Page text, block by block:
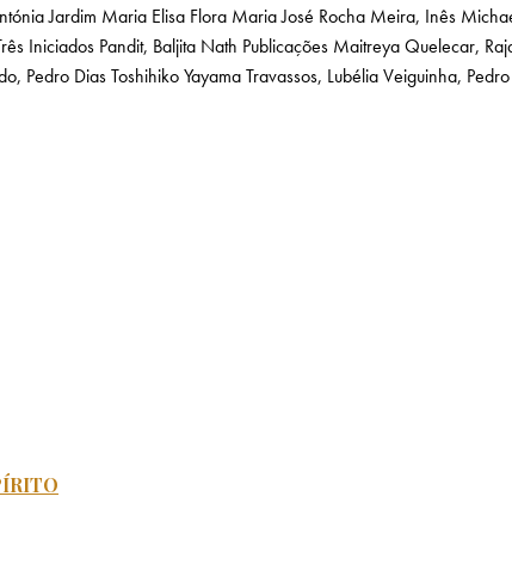
Jardim Maria Elisa Flora Maria José Rocha Meira, Inês
Iniciados Pandit, Baljita Nath Publicações MaitreyaQuelecar,
Pedro DiasToshihiko YayamaTravassos, LubéliaVeiguinha, Pedro